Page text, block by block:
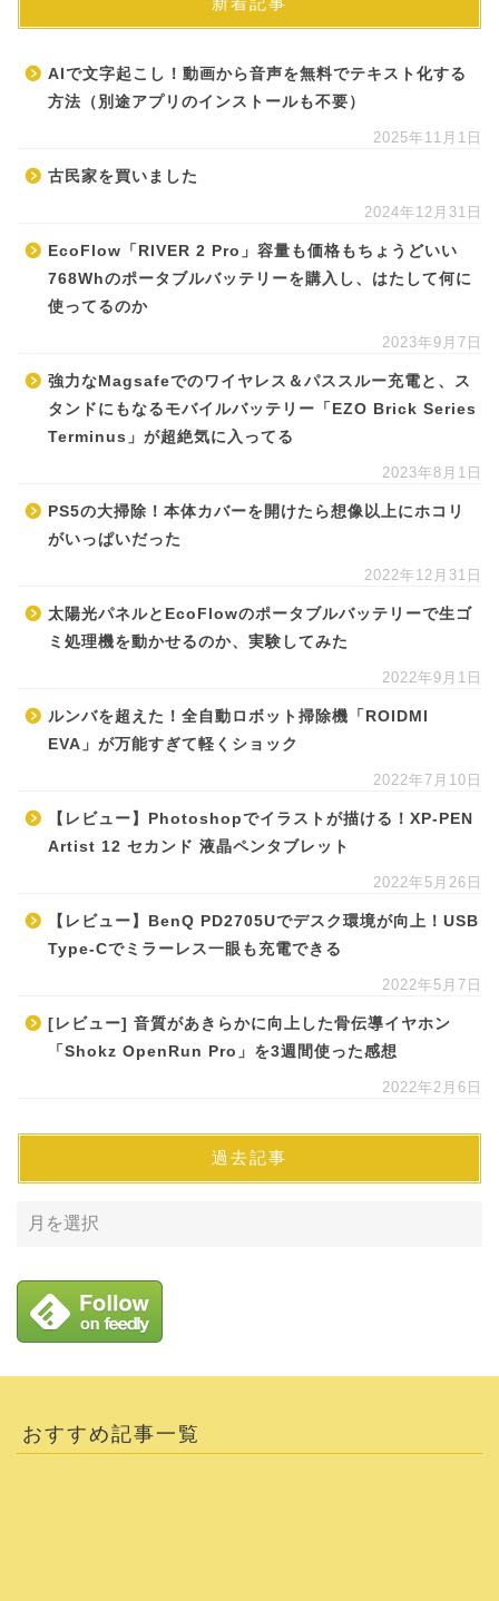
AIで文字起こし！動画から音声を無料でテキスト化する
方法（別途アプリのインストールも不要）
2025年11月1日
古民家を買いました
2024年12月31日
EcoFlow「RIVER 2 Pro」容量も価格もちょうどいい
768Whのポータブルバッテリーを購入し、はたして何に
使ってるのか
2023年9月7日
強力なMagsafeでのワイヤレス＆パススルー充電と、ス
タンドにもなるモバイルバッテリー「EZO Brick Series
Terminus」が超絶気に入ってる
2023年8月1日
PS5の大掃除！本体カバーを開けたら想像以上にホコリ
がいっぱいだった
2022年12月31日
太陽光パネルとEcoFlowのポータブルバッテリーで生ゴ
ミ処理機を動かせるのか、実験してみた
2022年9月1日
ルンバを超えた！全自動ロボット掃除機「ROIDMI
EVA」が万能すぎて軽くショック
2022年7月10日
【レビュー】Photoshopでイラストが描ける！XP-PEN
Artist 12 セカンド 液晶ペンタブレット
2022年5月26日
【レビュー】BenQ PD2705Uでデスク環境が向上！USB
Type-Cでミラーレス一眼も充電できる
2022年5月7日
[レビュー] 音質があきらかに向上した骨伝導イヤホン
「Shokz OpenRun Pro」を3週間使った感想
2022年2月6日
過去記事
おすすめ記事一覧